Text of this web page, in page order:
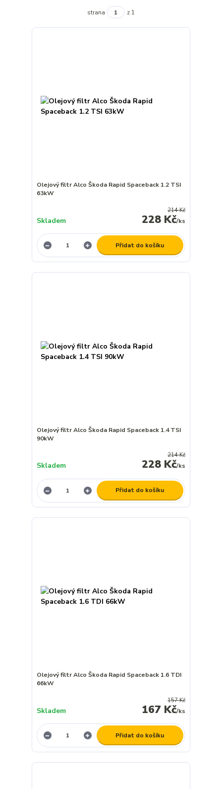
strana z 1
Olejový filtr Alco Škoda Rapid Spaceback 1.2 TSI
63kW
214 Kč
228 Kč/ks
Skladem
Přidat do košíku
Olejový filtr Alco Škoda Rapid Spaceback 1.4 TSI
90kW
214 Kč
228 Kč/ks
Skladem
Přidat do košíku
Olejový filtr Alco Škoda Rapid Spaceback 1.6 TDI
66kW
157 Kč
167 Kč/ks
Skladem
Přidat do košíku